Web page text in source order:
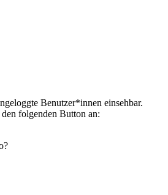
Benutzer*innen einsehbar.
folgenden Button an: